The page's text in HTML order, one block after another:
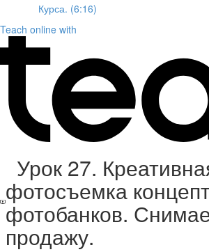
Курса. (6:16)
Teach online with
Урок 27.
фотосъемка
фотобанков.
продажу.